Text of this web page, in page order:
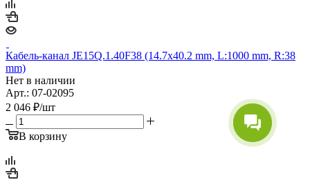
Кабель-канал JE15Q.1.40F38 (14.7х40.2 mm, L:1000 mm, R:38
mm)
Нет в наличии
Арт.: 07-02095
2 046 ₽/шт
В корзину